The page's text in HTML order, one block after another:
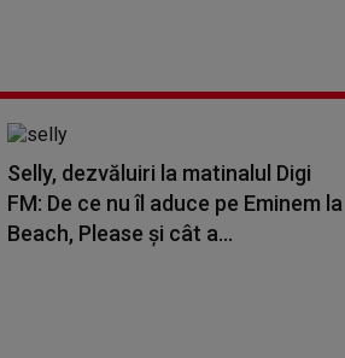
Selly, dezvăluiri la matinalul Digi
FM: De ce nu îl aduce pe Eminem la
Beach, Please și cât a...